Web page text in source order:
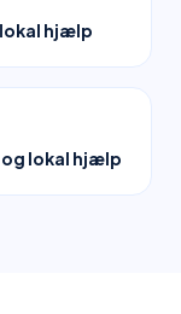
lokal hjælp
og lokal hjælp